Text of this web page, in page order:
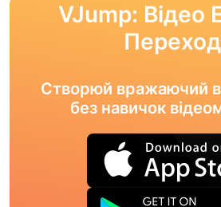
VJump: Відео
Створюй вражаючий
без навичок